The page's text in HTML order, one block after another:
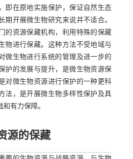
即在原地实施保护，保证自然生态
期开展微生物研究来说并不适合。
的资源保藏机构，利用特殊的保藏
物进行保藏。这种方法不受地域与
微生物进行系统的管理及进一步的
护的发展与提升，是微生物资源保
对微生物资源进行保护的一种更科
法，是开展微生物多样性保护及具
有力保障。
源的保藏